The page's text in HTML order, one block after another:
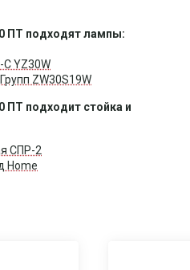
ПТ подходят лампы:
YZ30W
ZW30S19W
ПТ подходит стойка и
СПР-2
Home